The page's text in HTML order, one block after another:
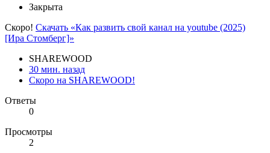
Закрыта
Скоро! Скачать «Как развить свой канал на youtube (2025)
[Ира Стомберг]»
SHAREWOOD
30 мин. назад
Скоро на SHAREWOOD!
Ответы
0
Просмотры
2